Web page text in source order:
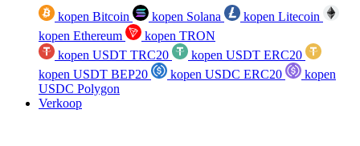
kopen Bitcoin kopen Solana
kopen Litecoin
kopen Ethereum
kopen TRON
kopen USDT TRC20
kopen USDT ERC20
kopen USDT BEP20
kopen USDC ERC20
kopen
USDC Polygon
Verkoop